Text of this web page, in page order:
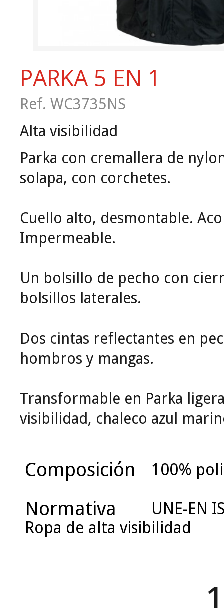
PARKA 5 EN 1
Ref. WC3735NS
Alta visibilidad
Parka con cremallera de
solapa, con corchetes.
Cuello alto, desmontable.
Impermeable.
Un bolsillo de pecho con
bolsillos laterales.
Dos cintas reflectantes en
hombros y mangas.
Transformable en Parka
visibilidad, chaleco azul
Composición 100%
Normativa
UNE-EN
Ropa de alta visibilidad